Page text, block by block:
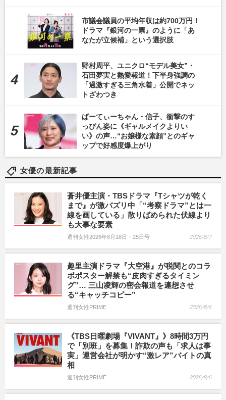
市議会議員の平均年収は約700万円！
ドラマ『銀河の一票』のように「あ
なたが立候補」という選択肢
野村周平、ユニクロ“モデル美女”・
石田夢実と熱愛報道！下半身強調の
「過激すぎる三角水着」公開でネッ
トざわつき
ぱーてぃーちゃん・信子、衝撃のす
っぴん姿に《ギャルメイクよりい
い》の声…“お嬢様な素顔”とのギャ
ップで好感度爆上がり
女優の最新記事
蒼井優主演・TBSドラマ『Tシャツが乾く
まで』が激バズリ中「“考察ドラマ”とは一
線を画している」散りばめられた伏線より
も大事な要素
週刊女性2026年8月18日・25日号 2026/8/7
趣里主演ドラマ『大空港』が税関とのコラ
ボポスター解禁も“皮肉すぎるタイミン
グ”… 三山凌輝の密会報道を連想させ
る“キャッチコピー”
週刊女性PRIME 2026/8/6
《TBS日曜劇場『VIVANT』》8時間3万円
で「別班」を募集！詐欺の声も「求人は事
実」運営会社が明かす“激レア”バイトの真
相
週刊女性PRIME 2026/8/6